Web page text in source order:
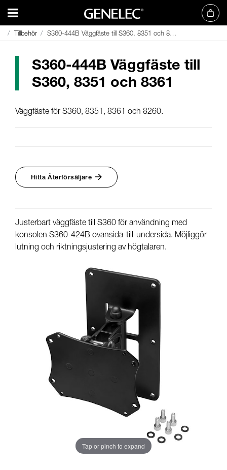
Tillbehör S360-444B Väggfäste till S360, 8351 och 8361
Tillbehör S360-444B Väggfäste till S360, 8351 och 8361
S360-444B Väggfäste till
S360, 8351 och 8361
Väggfäste för S360, 8351, 8361 och 8260.
Hitta Återförsäljare
Justerbart väggfäste till S360 för användning med
konsolen S360-424B ovansida-till-undersida. Möjliggör
lutning och riktningsjustering av högtalaren.
Tap or pinch to expand